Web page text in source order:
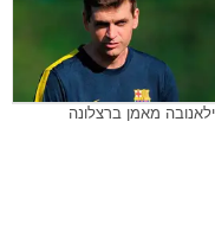
מאמן ברצלונה